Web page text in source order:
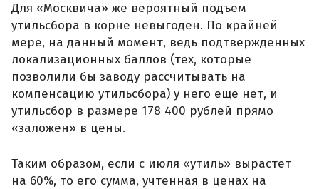
Для «Москвича» же вероятный подъем
утильсбора в корне невыгоден. По крайней
мере, на данный момент, ведь подтвержденных
локализационных баллов (тех, которые
позволили бы заводу рассчитывать на
компенсацию утильсбора) у него еще нет, и
утильсбор в размере 178 400 рублей прямо
«заложен» в цены.
Таким образом, если с июля «утиль» вырастет
на 60%, то его сумма, учтенная в ценах на